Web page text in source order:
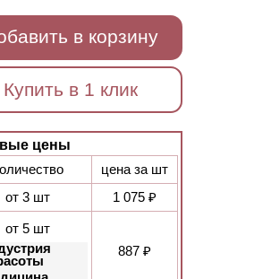
в корзину
Купить в 1 клик
цены
цена за шт
от 3 шт
1 075 ₽
от 5 шт
887 ₽